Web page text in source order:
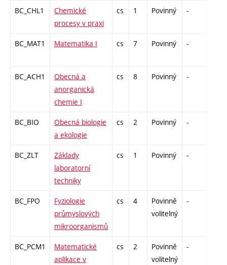
BC_CHL1
Chemické
procesy v praxi
cs 1 Povinný -
BC_MAT1 Matematika I cs 7 Povinný -
BC_ACH1
Obecná a
anorganická
chemie I
cs 8 Povinný -
BC_BIO
Obecná biologie
a ekologie
cs 2 Povinný -
BC_ZLT
Základy
laboratorní
techniky
cs 1 Povinný -
BC_FPO
Fyziologie
průmyslových
mikroorganismů
cs 4
Povinně
volitelný
-
BC_PCM1
Matematické
aplikace v
cs 2
Povinně
volitelný
-